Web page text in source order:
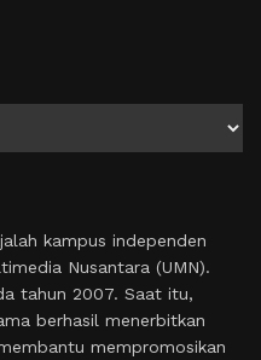
kampus independen
Nusantara (UMN).
tahun 2007. Saat itu,
berhasil menerbitkan
mempromosikan